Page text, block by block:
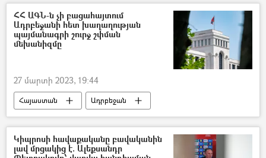
ՀՀ ԱԳՆ-ն չի բացահայտում
Ադրբեջանի հետ խաղաղության
պայմանագրի շուրջ շփման
մեխանիզմը
27 մարտի 2023, 19:44
Հայաստան
Ադրբեջան
Արտաքին գործերի նախարարություն (ԱԳՆ)
Խաղաղության պայմանագիր
Կիպրոսի հավաքականը բավականին
լավ մրցակից է. Ալեքսանդր